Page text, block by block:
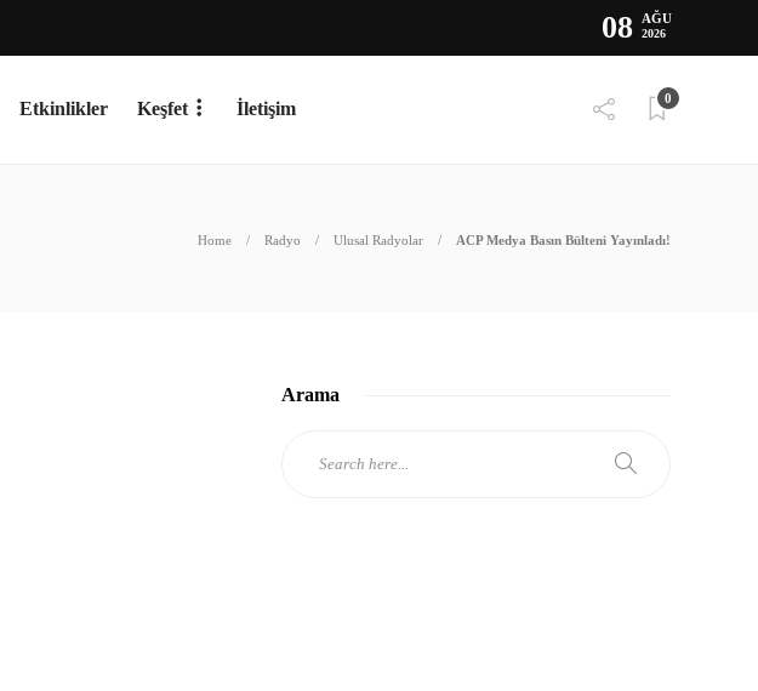
08 AĞU
2026
Etkinlikler Keşfet İletişim 0
Home Radyo Ulusal Radyolar ACP Medya Basın Bülteni Yayınladı!
Arama